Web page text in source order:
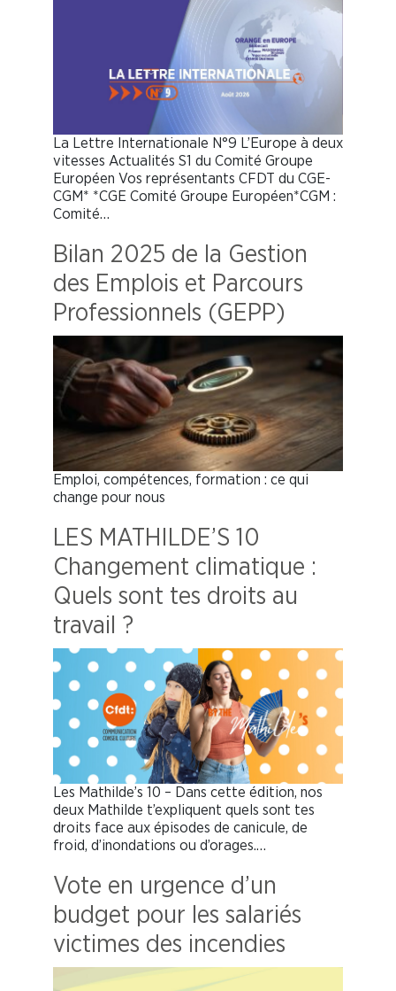
La Lettre Internationale N°9 L’Europe à deux
vitesses Actualités S1 du Comité Groupe
Européen Vos représentants CFDT du CGE-
CGM* *CGE Comité Groupe Européen*CGM :
Comité…
Bilan 2025 de la Gestion
des Emplois et Parcours
Professionnels (GEPP)
Emploi, compétences, formation : ce qui
change pour nous
LES MATHILDE’S 10
Changement climatique :
Quels sont tes droits au
travail ?
Les Mathilde’s 10 – Dans cette édition, nos
deux Mathilde t’expliquent quels sont tes
droits face aux épisodes de canicule, de
froid, d’inondations ou d’orages.…
Vote en urgence d’un
budget pour les salariés
victimes des incendies